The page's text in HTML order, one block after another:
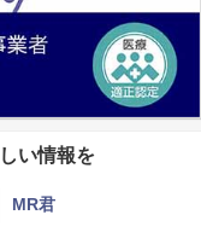
い情報を
MR君